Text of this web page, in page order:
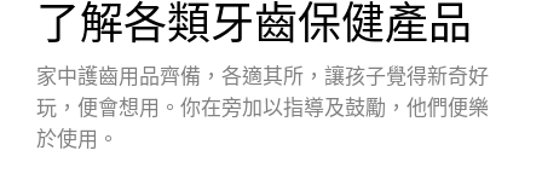
了解各類牙齒保健產品
家中護齒用品齊備，各適其所，讓孩子覺得新奇好
玩，便會想用。你在旁加以指導及鼓勵，他們便樂
於使用。